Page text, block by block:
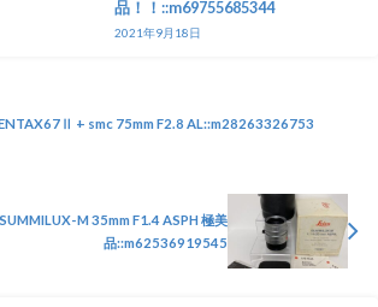
品！！::m69755685344
2021年9月18日
+ smc 75mm F2.8 AL::m28263326753
M 35mm F1.4 ASPH 極美
品::m62536919545